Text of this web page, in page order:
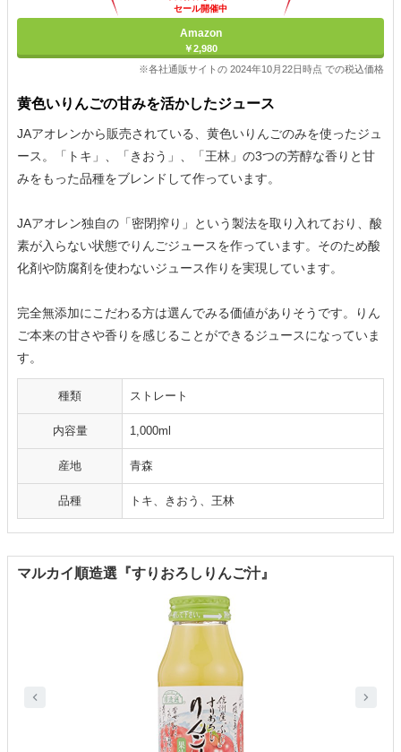
セール開催中
Amazon
￥2,980
※各社通販サイトの 2024年10月22日時点 での税込価格
黄色いりんごの甘みを活かしたジュース
JAアオレンから販売されている、黄色いりんごのみを使ったジュ
ース。「トキ」、「きおう」、「王林」の3つの芳醇な香りと甘
みをもった品種をブレンドして作っています。
JAアオレン独自の「密閉搾り」という製法を取り入れており、酸
素が入らない状態でりんごジュースを作っています。そのため酸
化剤や防腐剤を使わないジュース作りを実現しています。
完全無添加にこだわる方は選んでみる価値がありそうです。りん
ご本来の甘さや香りを感じることができるジュースになっていま
す。
種類 ストレート
内容量 1,000ml
産地 青森
品種 トキ、きおう、王林
マルカイ順造選『すりおろしりんご汁』